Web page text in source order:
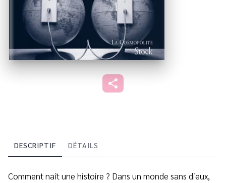
DESCRIPTIF DÉTAILS
Comment naît une histoire ? Dans un monde sans dieux,